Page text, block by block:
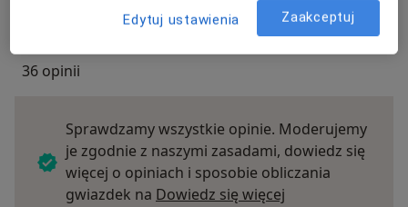
36 opinii
Sprawdzamy wszystkie opinie. Moderujemy
je zgodnie z naszymi zasadami, dowiedz się
więcej o opiniach i sposobie obliczania
gwiazdek na Dowiedz się więcej
Edytuj ustawienia Zaakceptuj